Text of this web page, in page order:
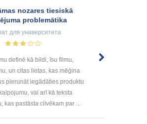
nozares tiesiskā
problemātika
для университета
definē kā bildi, īsu filmu,
un citas lietas, kas mēģina
pierunāt iegādāties produktu
vai arī kā teksta
kas pastāsta cilvēkam par ...